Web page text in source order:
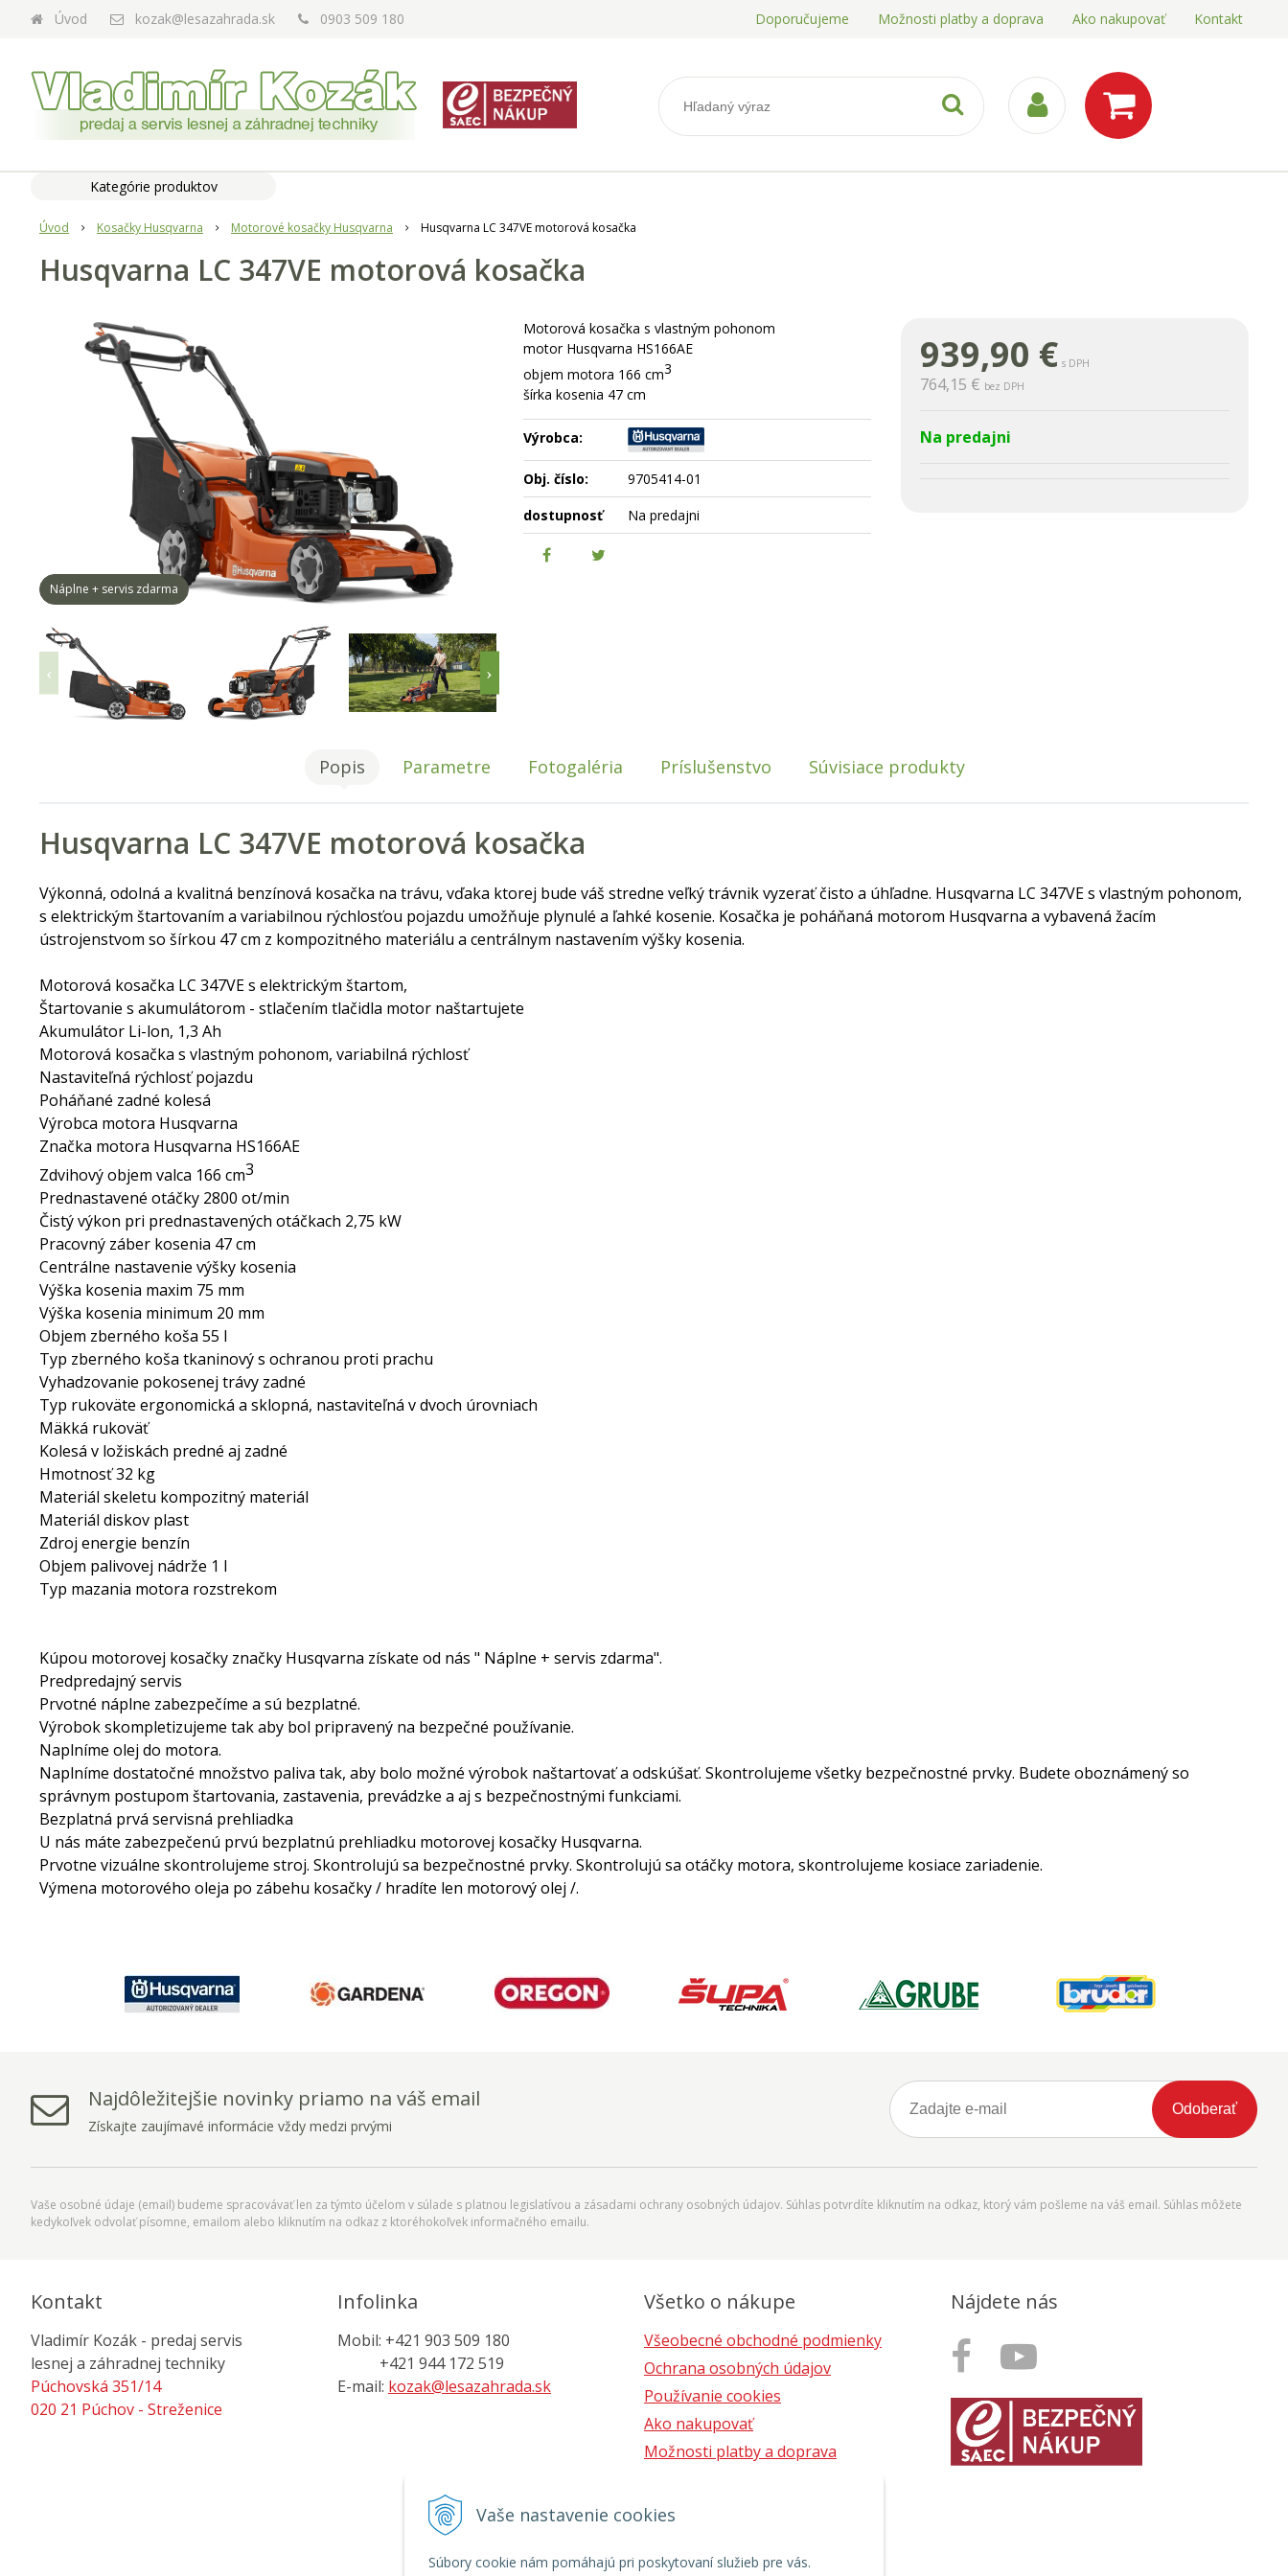
Vaše nastavenie cookies
Súbory cookie nám pomáhajú pri poskytovaní služieb pre vás.
Úvod kozak@lesazahrada.sk 0903 509 180 Doporučujeme Možnosti platby a doprava Ako nakupovať Kontakt
Úvod Kosačky Husqvarna Motorové kosačky Husqvarna Husqvarna LC 347VE motorová kosačka
Husqvarna LC 347VE motorová kosačka
Náplne + servis zdarma
939,90 € s DPH
764,15 € bez DPH
Na predajni
Motorová kosačka s vlastným pohonom
motor Husqvarna HS166AE
objem motora 166 cm3
šírka kosenia 47 cm
Výrobca:
Obj. číslo:
9705414-01
dostupnosť
Na predajni
Popis Parametre Fotogaléria Príslušenstvo Súvisiace produkty
Husqvarna LC 347VE motorová kosačka
Výkonná, odolná a kvalitná benzínová kosačka na trávu, vďaka ktorej bude váš stredne veľký trávnik vyzerať čisto a úhľadne. Husqvarna LC 347VE s vlastným pohonom,
s elektrickým štartovaním a variabilnou rýchlosťou pojazdu umožňuje plynulé a ľahké kosenie. Kosačka je poháňaná motorom Husqvarna a vybavená žacím
ústrojenstvom so šírkou 47 cm z kompozitného materiálu a centrálnym nastavením výšky kosenia.
Motorová kosačka LC 347VE s elektrickým štartom,
Štartovanie s akumulátorom - stlačením tlačidla motor naštartujete
Akumulátor Li-lon, 1,3 Ah
Motorová kosačka s vlastným pohonom, variabilná rýchlosť
Nastaviteľná rýchlosť pojazdu
Poháňané zadné kolesá
Výrobca motora Husqvarna
Značka motora Husqvarna HS166AE
Zdvihový objem valca 166 cm3
Prednastavené otáčky 2800 ot/min
Čistý výkon pri prednastavených otáčkach 2,75 kW
Pracovný záber kosenia 47 cm
Centrálne nastavenie výšky kosenia
Výška kosenia maxim 75 mm
Výška kosenia minimum 20 mm
Objem zberného koša 55 l
Typ zberného koša tkaninový s ochranou proti prachu
Vyhadzovanie pokosenej trávy zadné
Typ rukoväte ergonomická a sklopná, nastaviteľná v dvoch úrovniach
Mäkká rukoväť
Kolesá v ložiskách predné aj zadné
Hmotnosť 32 kg
Materiál skeletu kompozitný materiál
Materiál diskov plast
Zdroj energie benzín
Objem palivovej nádrže 1 l
Typ mazania motora rozstrekom
Kúpou motorovej kosačky značky Husqvarna získate od nás " Náplne + servis zdarma".
Predpredajný servis
Prvotné náplne zabezpečíme a sú bezplatné.
Výrobok skompletizujeme tak aby bol pripravený na bezpečné používanie.
Naplníme olej do motora.
Naplníme dostatočné množstvo paliva tak, aby bolo možné výrobok naštartovať a odskúšať. Skontrolujeme všetky bezpečnostné prvky. Budete oboznámený so
správnym postupom štartovania, zastavenia, prevádzke a aj s bezpečnostnými funkciami.
Bezplatná prvá servisná prehliadka
U nás máte zabezpečenú prvú bezplatnú prehliadku motorovej kosačky Husqvarna.
Prvotne vizuálne skontrolujeme stroj. Skontrolujú sa bezpečnostné prvky. Skontrolujú sa otáčky motora, skontrolujeme kosiace zariadenie.
Výmena motorového oleja po zábehu kosačky / hradíte len motorový olej /.
Kategórie produktov
Najdôležitejšie novinky priamo na váš email
Získajte zaujímavé informácie vždy medzi prvými
Odoberať
Vaše osobné údaje (email) budeme spracovávať len za týmto účelom v súlade s platnou legislatívou a zásadami ochrany osobných údajov. Súhlas potvrdíte kliknutím na odkaz, ktorý vám pošleme na váš email. Súhlas môžete
kedykoľvek odvolať písomne, emailom alebo kliknutím na odkaz z ktoréhokoľvek informačného emailu.
Kontakt
Vladimír Kozák - predaj servis
lesnej a záhradnej techniky
Púchovská 351/14
020 21 Púchov - Streženice
Infolinka
Mobil: +421 903 509 180
+421 944 172 519
E-mail: kozak@lesazahrada.sk
Všetko o nákupe
Všeobecné obchodné podmienky
Ochrana osobných údajov
Používanie cookies
Ako nakupovať
Možnosti platby a doprava
Nájdete nás